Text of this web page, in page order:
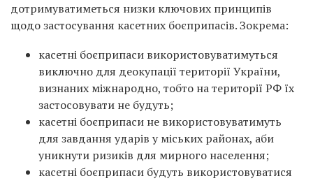
дотримуватиметься низки ключових принципів
щодо застосування касетних боєприпасів. Зокрема:
касетні боєприпаси використовуватимуться
виключно для деокупації території України,
визнаних міжнародно, тобто на території РФ їх
застосовувати не будуть;
касетні боєприпаси не використовуватимуть
для завдання ударів у міських районах, аби
уникнути ризиків для мирного населення;
касетні боєприпаси будуть використовуватися